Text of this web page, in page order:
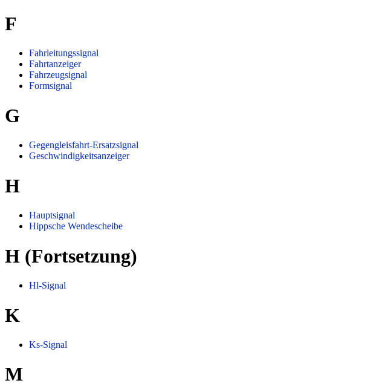
F
Fahrleitungssignal
Fahrtanzeiger
Fahrzeugsignal
Formsignal
G
Gegengleisfahrt-Ersatzsignal
Geschwindigkeitsanzeiger
H
Hauptsignal
Hippsche Wendescheibe
H (Fortsetzung)
Hl-Signal
K
Ks-Signal
M